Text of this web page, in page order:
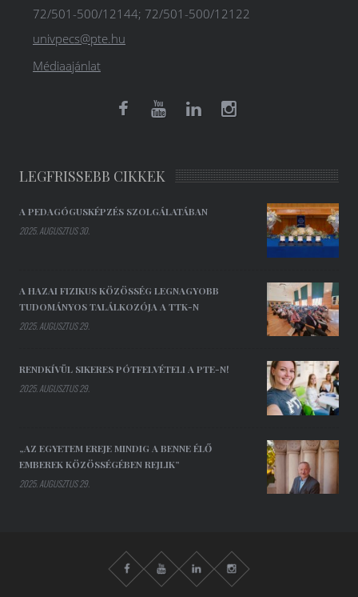
72/501-500/12144; 72/501-500/12122
univpecs@pte.hu
Médiaajánlat
LEGFRISSEBB CIKKEK
A PEDAGÓGUSKÉPZÉS SZOLGÁLATÁBAN
2025. AUGUSZTUS 30.
A HAZAI FIZIKUS KÖZÖSSÉG LEGNAGYOBB
TUDOMÁNYOS TALÁLKOZÓJA A TTK-N
2025. AUGUSZTUS 29.
RENDKÍVÜL SIKERES PÓTFELVÉTELI A PTE-N!
2025. AUGUSZTUS 29.
„AZ EGYETEM EREJE MINDIG A BENNE ÉLŐ
EMBEREK KÖZÖSSÉGÉBEN REJLIK”
2025. AUGUSZTUS 29.